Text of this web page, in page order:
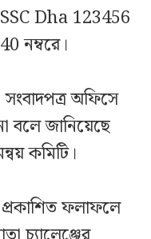
SSC Dha 123456
নম্বরে।
সংবাদপত্র অফিসে
বলে জানিয়েছে
কমিটি।
ফলাফলে